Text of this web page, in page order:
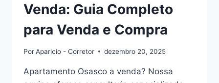
Venda: Guia Completo
para Venda e Compra
PorAparicio - Corretor dezembro 20, 2025
Apartamento Osasco a venda? Nossa